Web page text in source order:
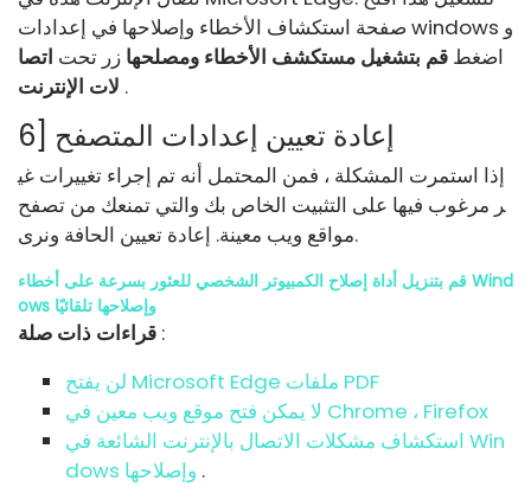
صفحة استكشاف الأخطاء وإصلاحها في إعدادات windows و
اضغط قم بتشغيل مستكشف الأخطاء ومصلحها زر تحت اتصا
لات الإنترنت .
6] إعادة تعيين إعدادات المتصفح
إذا استمرت المشكلة ، فمن المحتمل أنه تم إجراء تغييرات غي
ر مرغوب فيها على التثبيت الخاص بك والتي تمنعك من تصفح
مواقع ويب معينة. إعادة تعيين الحافة ونرى.
قم بتنزيل أداة إصلاح الكمبيوتر الشخصي للعثور بسرعة على أخطاء Wind
ows وإصلاحها تلقائيًا
قراءات ذات صلة :
لن يفتح Microsoft Edge ملفات PDF
لا يمكن فتح موقع ويب معين في Chrome ، Firefox
استكشاف مشكلات الاتصال بالإنترنت الشائعة في Win
dows وإصلاحها .